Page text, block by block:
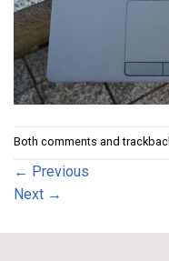
Both comments and
← Previous
Next →